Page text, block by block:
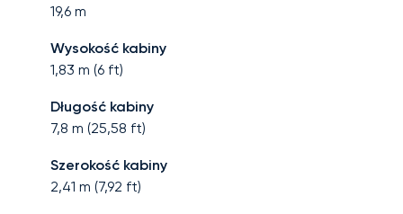
19,6 m
Wysokość kabiny
1,83 m (6 ft)
Długość kabiny
7,8 m (25,58 ft)
Szerokość kabiny
2,41 m (7,92 ft)